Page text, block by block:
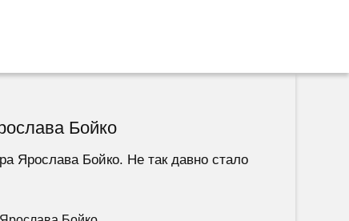
Бойко
Ярослава Бойко. Не так давно стало